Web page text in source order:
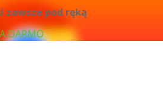
pod ręką
DARMO